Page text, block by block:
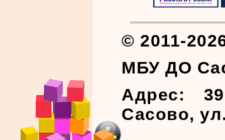
© 2011-
МБУ ДО
Адрес:
Сасово,